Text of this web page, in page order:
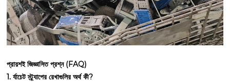
প্রায়শই জিজ্ঞাসিত প্রশ্ন (FAQ)
1. র্যাচেট স্ট্র্যাপের রেখাগুলির অর্থ কী?